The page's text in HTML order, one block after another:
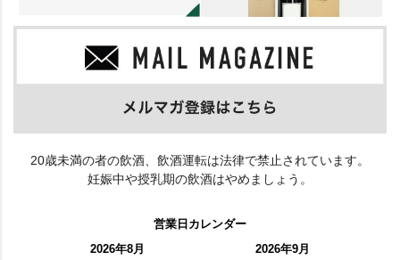
20歳未満の者の飲酒、飲酒運転は法律で禁止されています。
妊娠中や授乳期の飲酒はやめましょう。
営業日カレンダー
2026年8月
2026年9月